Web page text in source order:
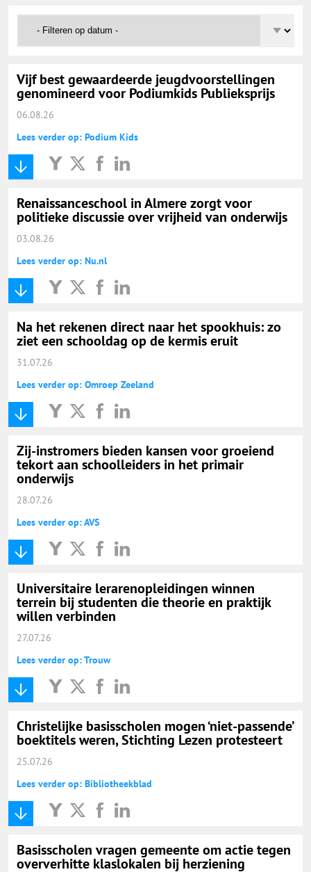
Yurls.net
Vijf best gewaardeerde jeugdvoorstellingen
genomineerd voor Podiumkids Publieksprijs
06.08.26
Lees verder op: Podium Kids
Renaissanceschool in Almere zorgt voor
politieke discussie over vrijheid van onderwijs
03.08.26
Lees verder op: Nu.nl
Na het rekenen direct naar het spookhuis: zo
ziet een schooldag op de kermis eruit
31.07.26
Lees verder op: Omroep Zeeland
Zij-instromers bieden kansen voor groeiend
tekort aan schoolleiders in het primair
onderwijs
28.07.26
Lees verder op: AVS
Universitaire lerarenopleidingen winnen
terrein bij studenten die theorie en praktijk
willen verbinden
27.07.26
Lees verder op: Trouw
Christelijke basisscholen mogen ‘niet-passende’
boektitels weren, Stichting Lezen protesteert
25.07.26
Lees verder op: Bibliotheekblad
Basisscholen vragen gemeente om actie tegen
oververhitte klaslokalen bij herziening